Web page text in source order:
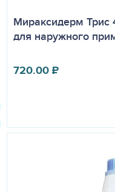
Мираксидерм Трис
для наружного
720.00₽